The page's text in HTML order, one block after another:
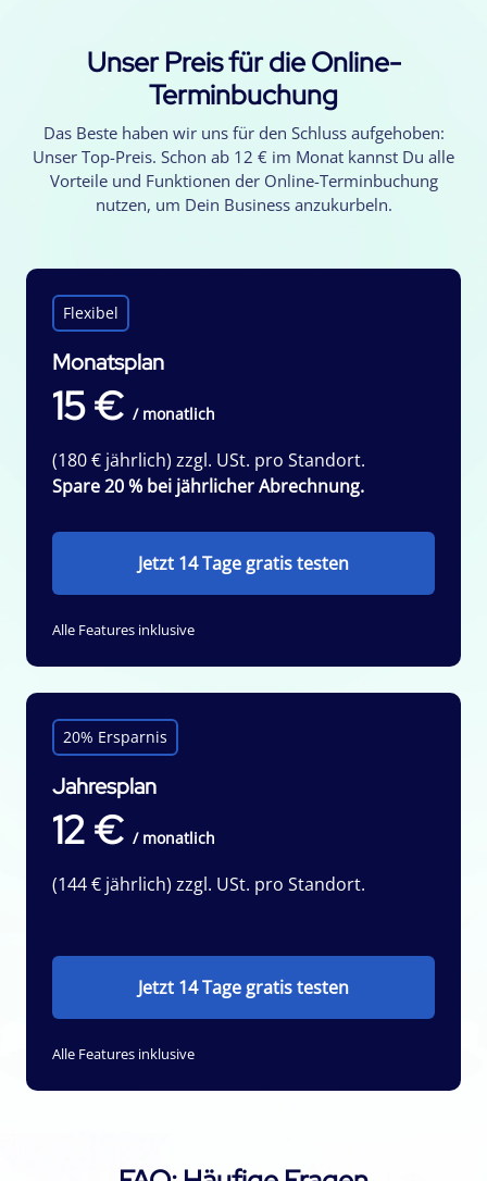
Unser Preis für die Online-
Terminbuchung
Das Beste haben wir uns für den Schluss aufgehoben:
Unser Top-Preis. Schon ab 12 € im Monat kannst Du alle
Vorteile und Funktionen der Online-Terminbuchung
nutzen, um Dein Business anzukurbeln.
Flexibel
Monatsplan
15 € / monatlich
(180 € jährlich) zzgl. USt. pro Standort.
Spare 20 % bei jährlicher Abrechnung.
Jetzt 14 Tage gratis testen
Alle Features inklusive
20% Ersparnis
Jahresplan
12 € / monatlich
(144 € jährlich) zzgl. USt. pro Standort.
Jetzt 14 Tage gratis testen
Alle Features inklusive